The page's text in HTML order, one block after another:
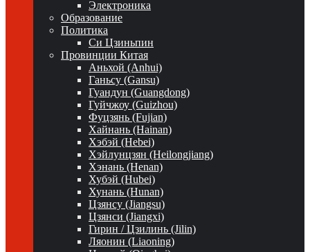
Электроника
Образование
Политика
Си Цзиньпин
Провинции Китая
Аньхой (Anhui)
Ганьсу (Gansu)
Гуандун (Guangdong)
Гуйчжоу (Guizhou)
Фуцзянь (Fujian)
Хайнань (Hainan)
Хэбэй (Hebei)
Хэйлунцзян (Heilongjiang)
Хэнань (Henan)
Хубэй (Hubei)
Хунань (Hunan)
Цзянсу (Jiangsu)
Цзянси (Jiangxi)
Гирин / Цзилинь (Jilin)
Ляонин (Liaoning)